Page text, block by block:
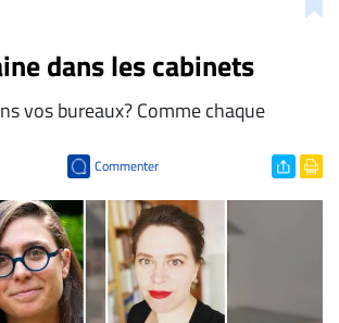
dans les cabinets
vos bureaux? Comme chaque
Commenter